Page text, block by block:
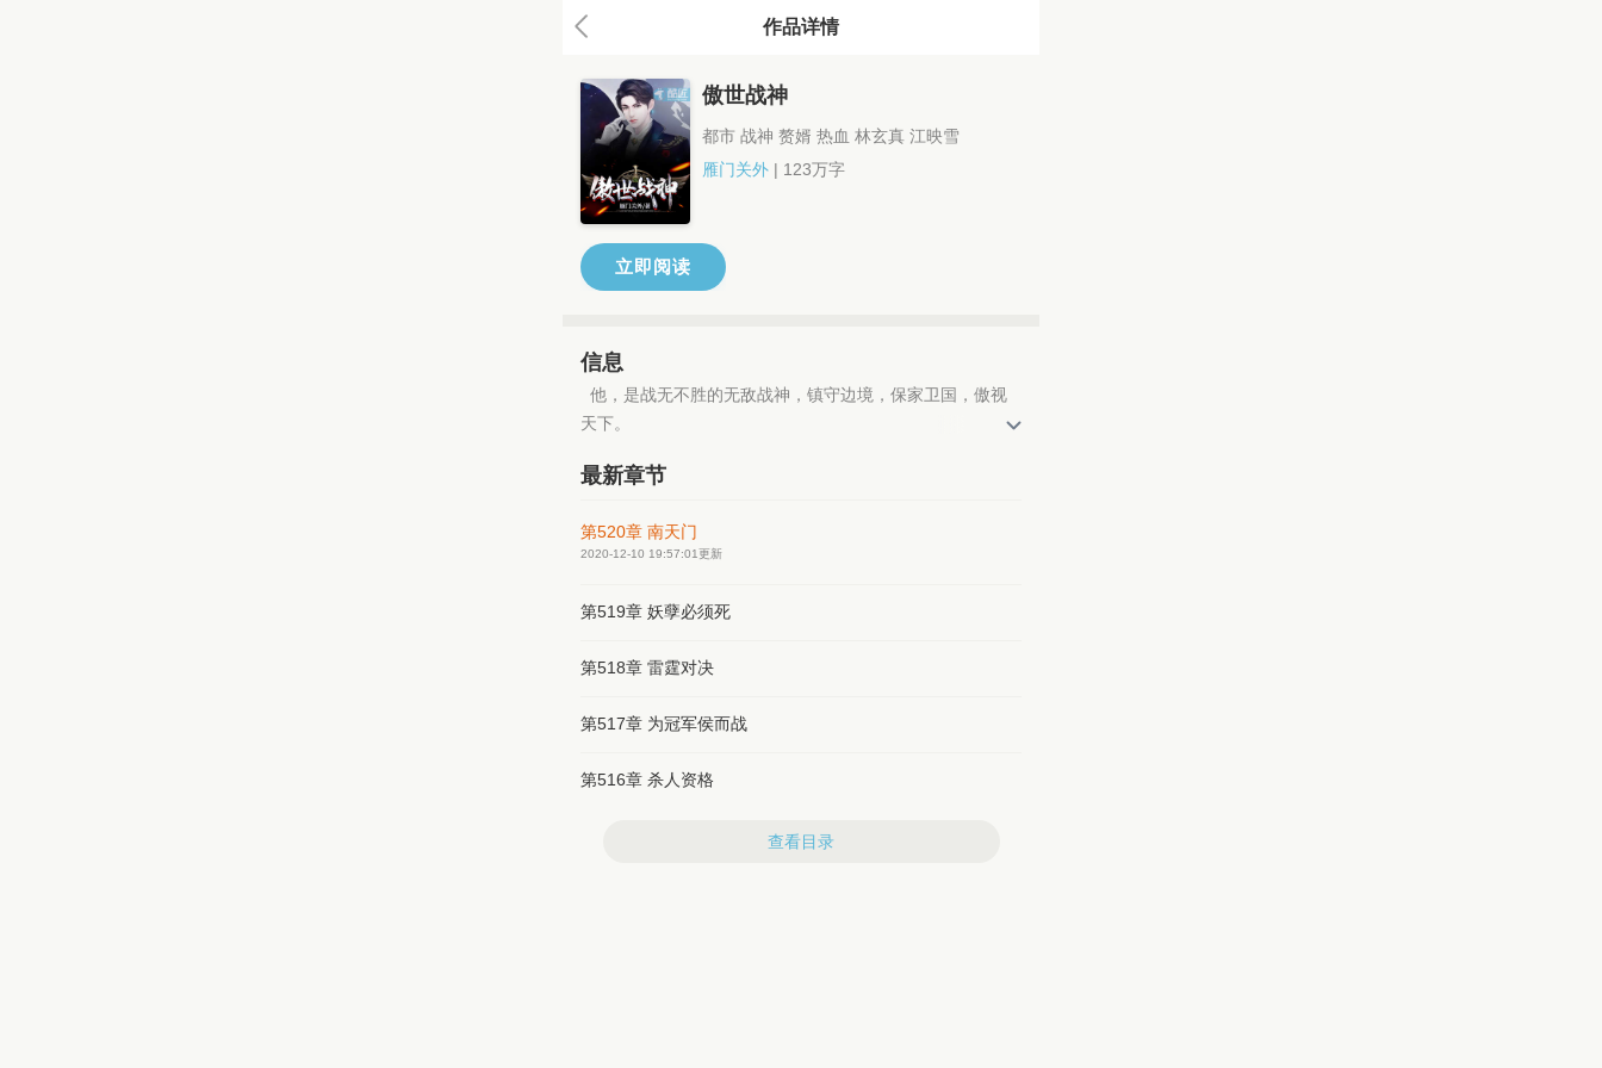
作品详情
傲世战神
都市 战神 赘婿 热血 林玄真 江映雪
雁门关外 | 123万字
立即阅读
信息
天下。
丧胆。
爸。
一段热血沸腾，荡气回肠的传奇！
最新章节
第520章 南天门
2020-12-10 19:57:01更新
第519章 妖孽必须死
第518章 雷霆对决
第517章 为冠军侯而战
第516章 杀人资格
查看目录